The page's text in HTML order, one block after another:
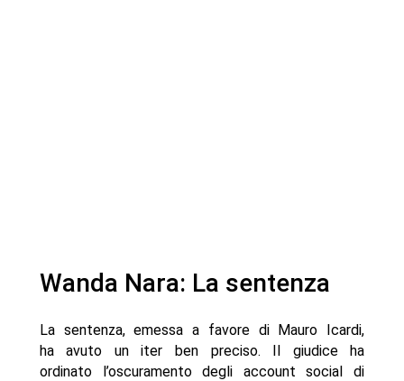
Wanda Nara: La sentenza
La sentenza, emessa a favore di Mauro Icardi,
ha avuto un iter ben preciso. Il giudice ha
ordinato l’oscuramento degli account social di